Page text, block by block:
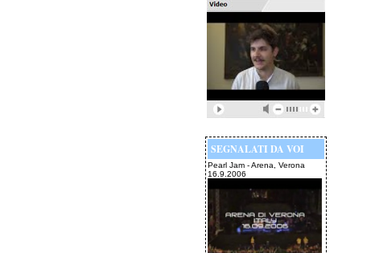
SEGNALATI DA VOI
Pearl Jam - Arena, Verona
16.9.2006